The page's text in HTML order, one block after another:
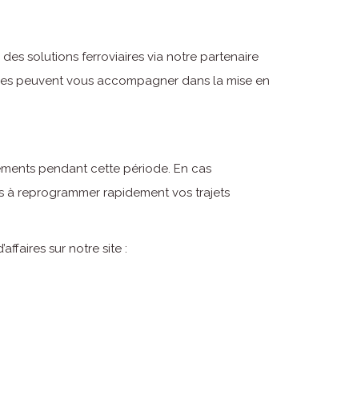
solutions ferroviaires via notre partenaire
peuvent vous accompagner dans la mise en
pendant cette période. En cas
à reprogrammer rapidement vos trajets
sur notre site :